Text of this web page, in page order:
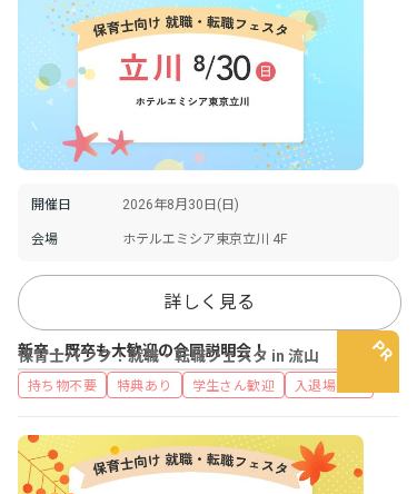
開催日 2026年8月30日(日)
会場 ホテルエミシア東京立川 4F
詳しく見る
保育士バンク！就職・転職フェスタ in 流山
新卒・既卒も大歓迎の合同説明会！
持ち物不要 特典あり 学生さん歓迎 入退場自由